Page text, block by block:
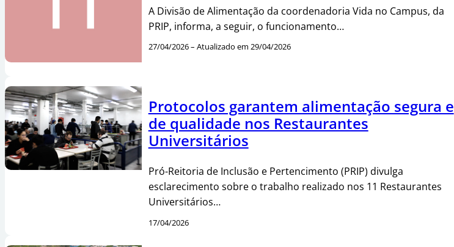
A Divisão de Alimentação da coordenadoria Vida no Campus, da
PRIP, informa, a seguir, o funcionamento…
27/04/2026 – Atualizado em 29/04/2026
Protocolos garantem alimentação segura e
de qualidade nos Restaurantes
Universitários
Pró-Reitoria de Inclusão e Pertencimento (PRIP) divulga
esclarecimento sobre o trabalho realizado nos 11 Restaurantes
Universitários…
17/04/2026